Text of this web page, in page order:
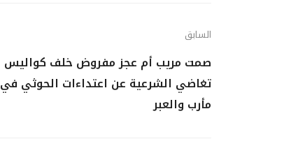
السابق
صمت مريب أم عجز مفروض خلف كواليس
تغاضي الشرعية عن اعتداءات الحوثي في
مأرب والعبر